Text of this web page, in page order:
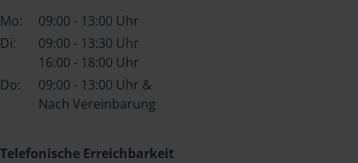
Mo:
09:00 - 13:00 Uhr
Di:
09:00 - 13:30 Uhr
16:00 - 18:00 Uhr
Do:
09:00 - 13:00 Uhr &
Nach Vereinbarung
Telefonische Erreichbarkeit